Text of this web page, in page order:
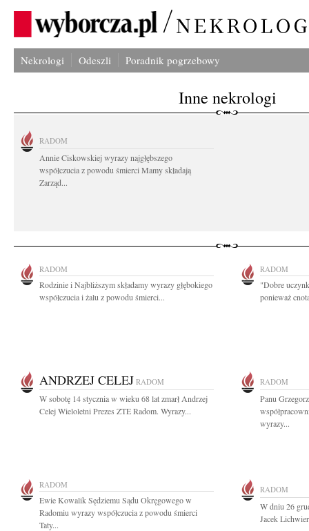
Nekrologi Odeszli Poradnik pogrzebowy
Inne nekrologi
RADOM
Annie Ciskowskiej wyrazy najgłębszego
współczucia z powodu śmierci Mamy składają
Zarząd...
RADOM
Rodzinie i Najbliższym składamy wyrazy głębokiego
współczucia i żalu z powodu śmierci...
RADOM
"Dobre
ponieważ
ANDRZEJ CELEJ RADOM
W sobotę 14 stycznia w wieku 68 lat zmarł Andrzej
Celej Wieloletni Prezes ZTE Radom. Wyrazy...
RADOM
Panu
wyrazy...
RADOM
Ewie Kowalik Sędziemu Sądu Okręgowego w
Radomiu wyrazy współczucia z powodu śmierci
Taty...
RADOM
W dniu 26
Jacek